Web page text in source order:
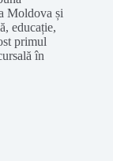
Moldova și
educație,
primul
în